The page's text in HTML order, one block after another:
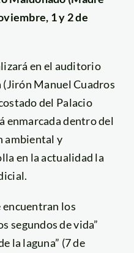
1 y 2 de
en el auditorio
Manuel Cuadros
del Palacio
enmarcada dentro del
ambiental y
en la actualidad la
encuentran los
segundos de vida”
la laguna” (7 de